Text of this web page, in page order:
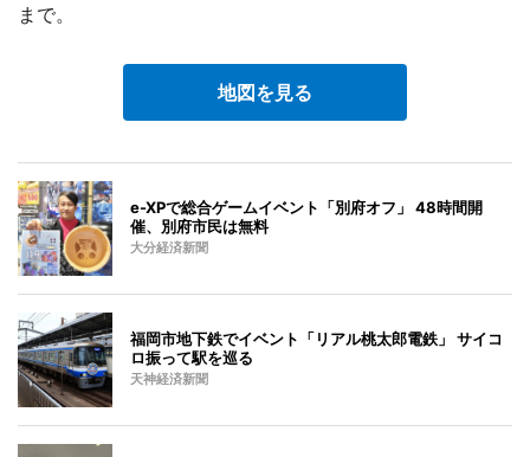
まで。
地図を見る
e-XPで総合ゲームイベント「別府オフ」 48時間開
催、別府市民は無料
大分経済新聞
福岡市地下鉄でイベント「リアル桃太郎電鉄」 サイコ
ロ振って駅を巡る
天神経済新聞